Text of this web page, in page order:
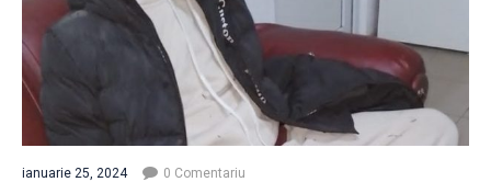
ianuarie 25, 2024 0 Comentariu